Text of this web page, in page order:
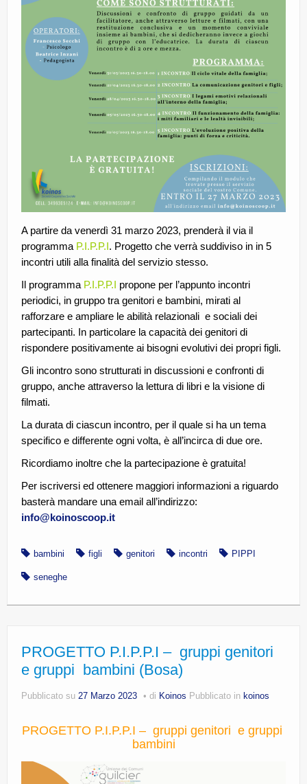
A partire da venerdì 31 marzo 2023, prenderà il via il
programma P.I.P.P.I. Progetto che verrà suddiviso in in 5
incontri utili alla finalità del servizio stesso.
Il programma P.I.P.P.I propone per l’appunto incontri
periodici, in gruppo tra genitori e bambini, mirati al
rafforzare e ampliare le abilità relazionali e sociali dei
partecipanti. In particolare la capacità dei genitori di
rispondere positivamente ai bisogni evolutivi dei propri figli.
Gli incontro sono strutturati in discussioni e confronti di
gruppo, anche attraverso la lettura di libri e la visione di
filmati.
La durata di ciascun incontro, per il quale si ha un tema
specifico e differente ogni volta, è all’incirca di due ore.
Ricordiamo inoltre che la partecipazione è gratuita!
Per iscriversi ed ottenere maggiori informazioni a riguardo
basterà mandare una email all’indirizzo:
info@koinoscoop.it
bambini figli genitori incontri PIPPI
seneghe
PROGETTO P.I.P.P.I – gruppi genitori
e gruppi bambini (Bosa)
Pubblicato su 27 Marzo 2023 di Koinos Pubblicato in koinos
PROGETTO P.I.P.P.I – gruppi genitori e gruppi
bambini